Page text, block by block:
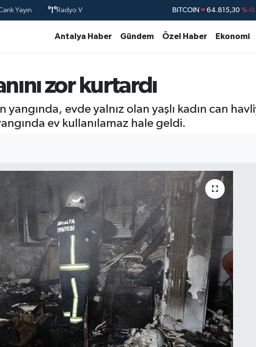
Yayın Radyo V
DOLAR 47,7436
EURO 55,2510
Antalya Haber Gündem Özel Haber Ekonomi
zor kurtardı
evde yalnız olan yaşlı kadın can
ev kullanılamaz hale geldi.